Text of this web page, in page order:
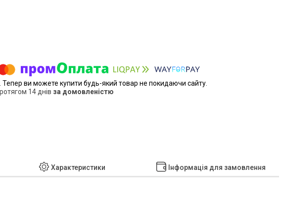
Тепер ви можете купити будь-який товар не покидаючи сайту.
14 днів за домовленістю
Характеристики Інформація для замовлення